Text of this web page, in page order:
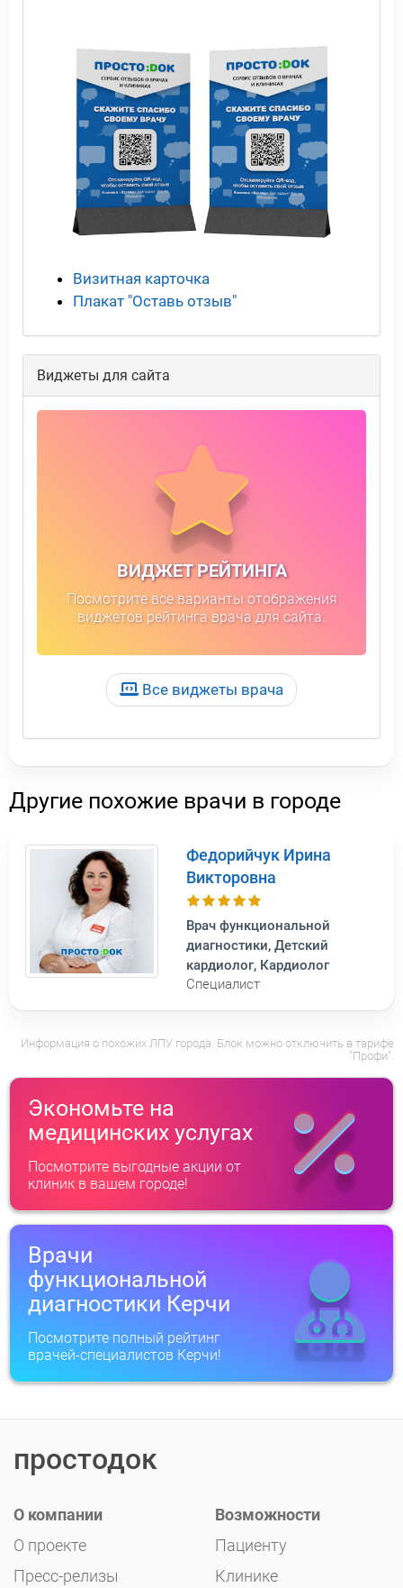
Визитная карточка
Плакат "Оставь отзыв"
Виджеты для сайта
ВИДЖЕТ РЕЙТИНГА
Посмотрите все варианты отображения
виджетов рейтинга врача для сайта.
Все виджеты врача
Другие похожие врачи в городе
Федорийчук Ирина
Викторовна
Врач функциональной
диагностики, Детский
кардиолог, Кардиолог
Специалист
Информация о похожих ЛПУ города. Блок можно отключить в тарифе
"Профи".
Экономьте на
медицинских услугах
Посмотрите выгодные акции от
клиник в вашем городе!
Врачи
функциональной
диагностики Керчи
Посмотрите полный рейтинг
врачей-специалистов Керчи!
простодок
О компании
О проекте
Пресс-релизы
Возможности
Пациенту
Клинике